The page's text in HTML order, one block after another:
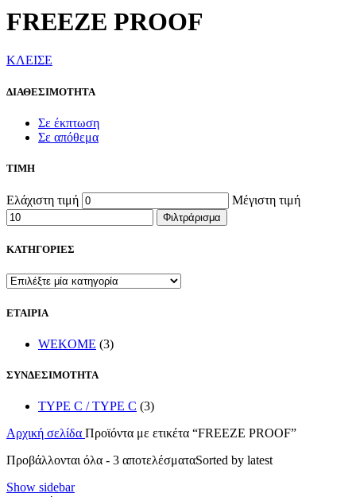
FREEZE PROOF
ΚΛΕΙΣΕ
ΔΙΑΘΕΣΙΜΟΤΗΤΑ
Σε έκπτωση
Σε απόθεμα
ΤΙΜΗ
Ελάχιστη τιμή Μέγιστη τιμή
Φιλτράρισμα
ΚΑΤΗΓΟΡΙΕΣ
ΕΤΑΙΡΙΑ
WEKOME (3)
ΣΥΝΔΕΣΙΜΟΤΗΤΑ
TYPE C / TYPE C (3)
Αρχική σελίδα Προϊόντα με ετικέτα “FREEZE PROOF”
Προβάλλονται όλα - 3 αποτελέσματαSorted by latest
Show sidebar